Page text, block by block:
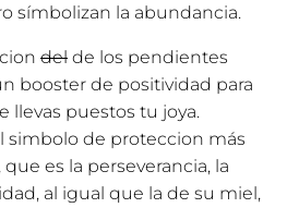
símbolizan la abundancia.
del de los pendientes
booster de positividad para
llevas puestos tu joya.
simbolo de proteccion más
es la perseverancia, la
al igual que la de su miel,